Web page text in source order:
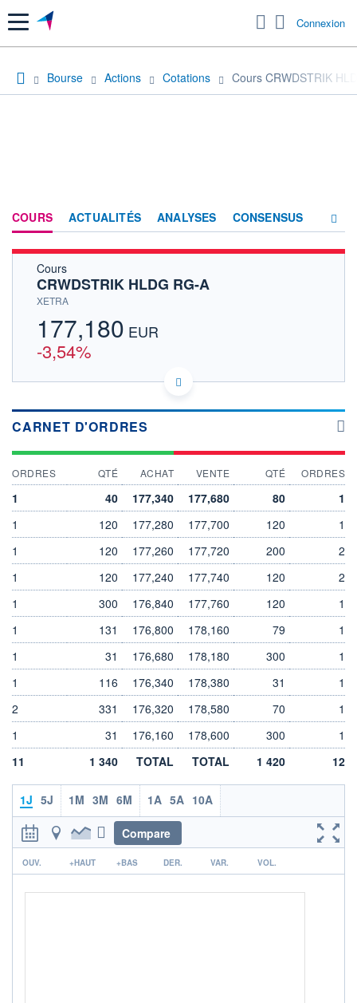
Menu Connexion
Bourse Actions Cotations Cours CRWDSTRIK
COURS ACTUALITÉS ANALYSES CONSENSUS
Cours
CRWDSTRIK HLDG RG-A
XETRA
177,180 EUR
-3,54%
US22788C1053 45C
Cotation sur les autres places
11h29 13h54
OUVERTURE CLÔTURE VEILLE
183,680
+ HAUT + BAS
175,200
3 185
CAPITAL ÉCHANGÉ
0,00%
VALORISATION
180 415 MEUR
DERNIER ÉCHANGE
06.08.26 / 16:19:07
0,000
HAUSSE
0,000
ESTIMÉ 2026
-
2026
-
DERNIER
DIVIDENDE
0,00 EUR -
CARNET D'ORDRES
ORDRES QTÉ ACHAT VENTE QTÉ ORDRES
1 40 177,340 177,680 80
1
1
120 177,280 177,700 120
1
1
120 177,260 177,720 200
2
1
120 177,240 177,740 120
2
1
300 176,840 177,760 120
1
1
131 176,800 178,160 79
1
1
31 176,680 178,180 300
1
1
116 176,340 178,380 31
1
2
331 176,320 178,580 70
1
1
31 176,160 178,600 300
1
11
1 340 TOTAL TOTAL 1 420 12
1J 5J 1M 3M 6M 1A 5A 10A
Compare
r
OUV. +HAUT +BAS DER. VAR. VOL.